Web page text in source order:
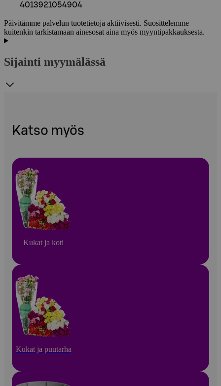
4013921054904
Päivitämme palvelun tuotetietoja aktiivisesti. Suosittelemme
kuitenkin tarkistamaan ainesosat aina myös myyntipakkauksesta.
Sijainti myymälässä
Katso myös
Kukat ja koti
Kukat ja puutarha